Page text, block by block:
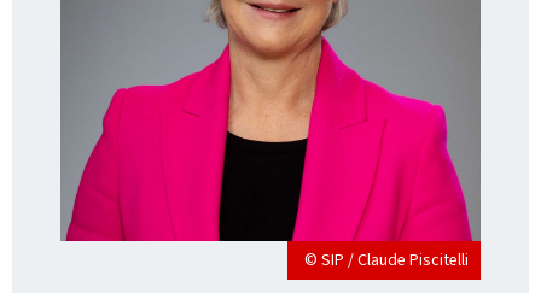
© SIP / Claude Piscitelli